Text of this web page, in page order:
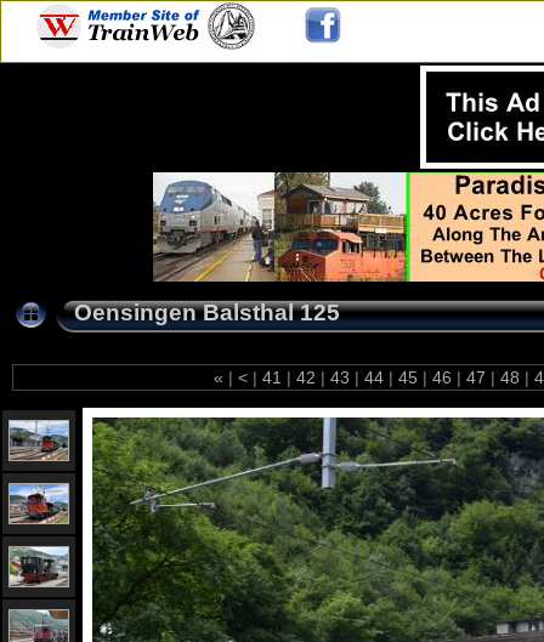
Oensingen Balsthal 125
« | < | 41 | 42 | 43 | 44 | 45 | 46 | 47 | 48 |